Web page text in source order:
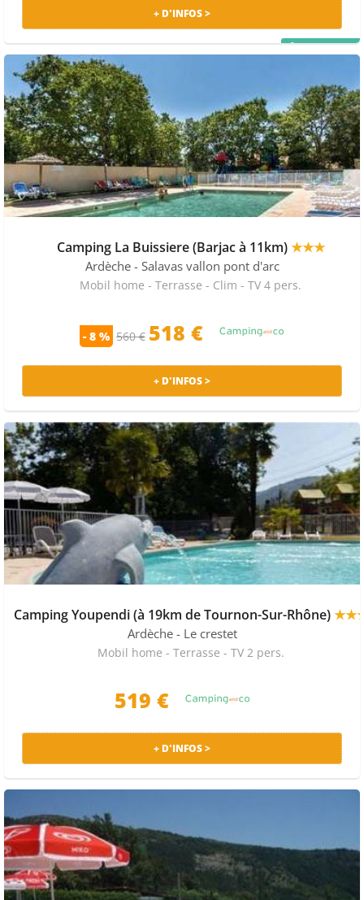
+ D'INFOS >
Camping La Buissiere (Barjac à 11km)★★★
Ardèche - Salavas vallon pont d'arc
Mobil home - Terrasse - Clim - TV 4 pers.
- 8 % 560 € 518 €
+ D'INFOS >
Camping Youpendi (à 19km de Tournon-Sur-Rhône)
Ardèche - Le crestet
Mobil home - Terrasse - TV 2 pers.
519 €
+ D'INFOS >